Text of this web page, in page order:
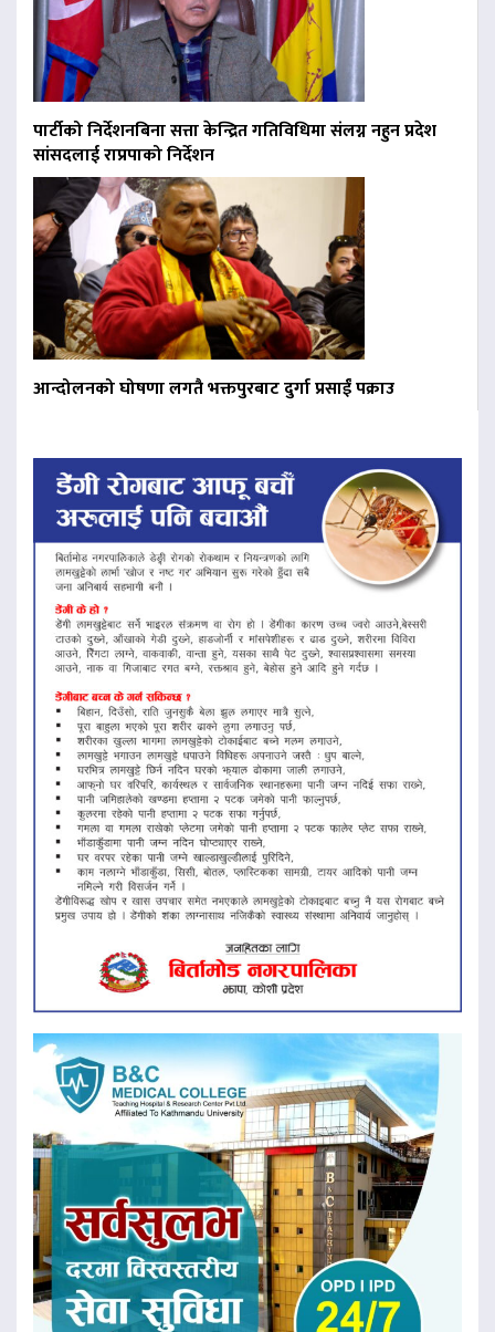
पार्टीको निर्देशनबिना सत्ता केन्द्रित गतिविधिमा संलग्न नहुन प्रदेश
सांसदलाई राप्रपाको निर्देशन
आन्दोलनको घोषणा लगतै भक्तपुरबाट दुर्गा प्रसाईं पक्राउ